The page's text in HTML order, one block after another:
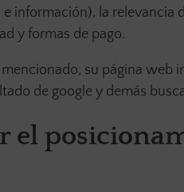
información), la relevancia
y formas de pago.
su página web
de google y demás
el